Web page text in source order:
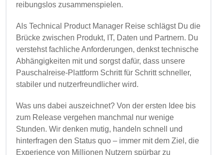
reibungslos zusammenspielen.
Als Technical Product Manager Reise schlägst Du die
Brücke zwischen Produkt, IT, Daten und Partnern. Du
verstehst fachliche Anforderungen, denkst technische
Abhängigkeiten mit und sorgst dafür, dass unsere
Pauschalreise-Plattform Schritt für Schritt schneller,
stabiler und nutzerfreundlicher wird.
Was uns dabei auszeichnet? Von der ersten Idee bis
zum Release vergehen manchmal nur wenige
Stunden. Wir denken mutig, handeln schnell und
hinterfragen den Status quo – immer mit dem Ziel, die
Experience von Millionen Nutzern spürbar zu